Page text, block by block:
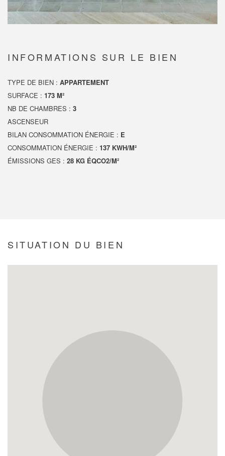
INFORMATIONS SUR LE BIEN
TYPE DE BIEN : APPARTEMENT
SURFACE : 173 M²
NB DE CHAMBRES : 3
ASCENSEUR
BILAN CONSOMMATION ÉNERGIE : E
CONSOMMATION ÉNERGIE : 137 KWH/M²
ÉMISSIONS GES : 28 KG ÉQCO2/M²
SITUATION DU BIEN